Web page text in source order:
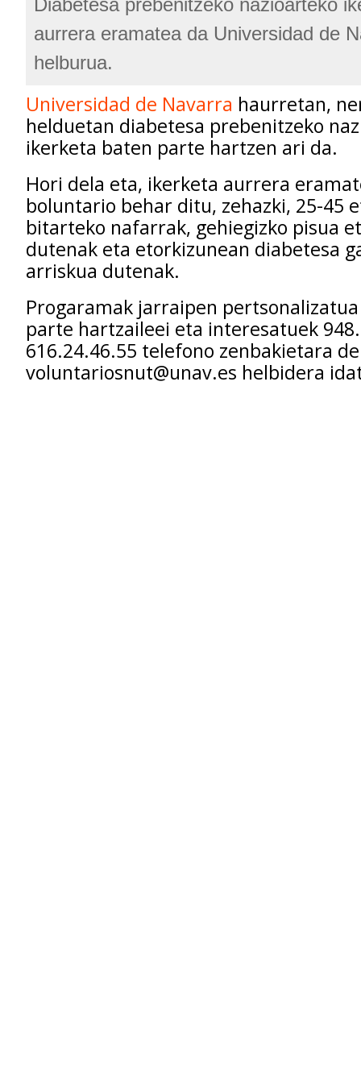
Diabetesa prebenitzeko nazioarteko
aurrera eramatea da Universidad de
helburua.
Universidad de Navarra haurretan,
helduetan diabetesa prebenitzeko
ikerketa baten parte hartzen ari da.
Hori dela eta, ikerketa aurrera
boluntario behar ditu, zehazki, 25-45
bitarteko nafarrak, gehiegizko pisua
dutenak eta etorkizunean diabetesa
arriskua dutenak.
Progaramak jarraipen
parte hartzaileei eta interesatuek
616.24.46.55 telefono zenbakietara
voluntariosnut@unav.es helbidera